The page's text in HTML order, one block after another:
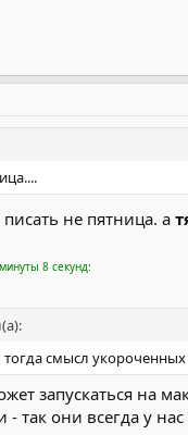
не пятница. а
8 секунд:
тогда смысл
запускаться на
- так они всегда у